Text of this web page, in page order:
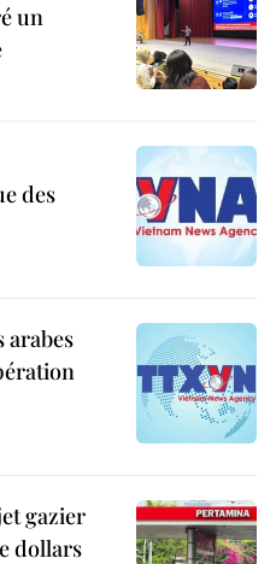
un
des
arabes
gazier
dollars